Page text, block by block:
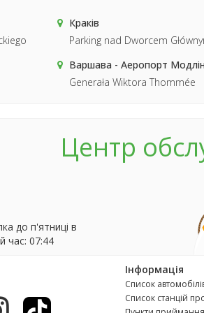
Краків
Parking nad Dworcem
Варшава - Аеропорт Модлін
Generała Wiktora Thommée
Центр
до п'ятниці в
час: 07:44
Інформація
Список
Список станцій